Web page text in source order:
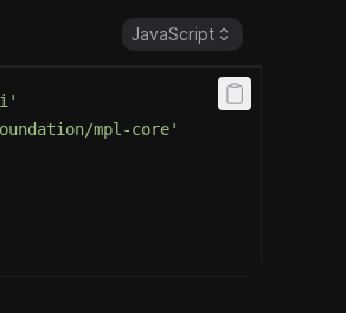
JavaScript
mpl-core'